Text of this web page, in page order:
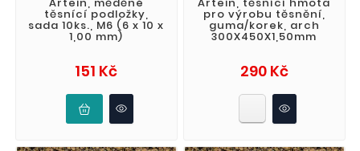
těsnící podložky,
sada 10ks., M6 (6 x 10 x
1,00 mm)
151 KčCena
pro výrobu těsnění,
guma/korek, arch
300X450X1,50mm
290 KčCena